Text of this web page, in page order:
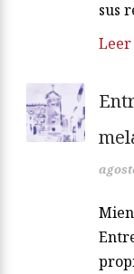
sus
Leer